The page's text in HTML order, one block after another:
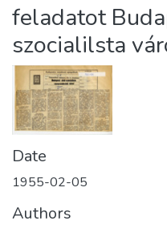
About us
feladatot
szocialilsta
Date
1955-02-05
Authors